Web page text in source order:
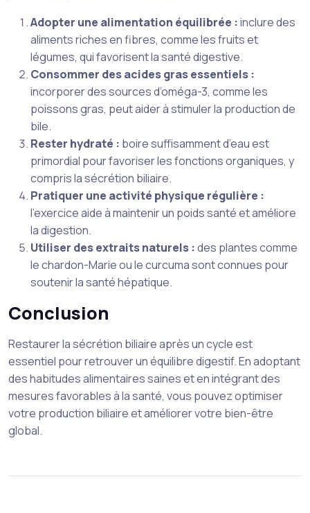
Adopter une alimentation équilibrée :inclure des
aliments riches en fibres, comme les fruits et
légumes, qui favorisent la santé digestive.
Consommer des acides gras essentiels :
incorporer des sources d’oméga-3, comme les
poissons gras, peut aider à stimuler la production de
bile.
Rester hydraté : boire suffisamment d’eau est
primordial pour favoriser les fonctions organiques, y
compris la sécrétion biliaire.
Pratiquer une activité physique régulière :
l’exercice aide à maintenir un poids santé et améliore
la digestion.
Utiliser des extraits naturels :des plantes comme
le chardon-Marie ou le curcuma sont connues pour
soutenir la santé hépatique.
Conclusion
Restaurer la sécrétion biliaire après un cycle est
essentiel pour retrouver un équilibre digestif. En adoptant
des habitudes alimentaires saines et en intégrant des
mesures favorables à la santé, vous pouvez optimiser
votre production biliaire et améliorer votre bien-être
global.